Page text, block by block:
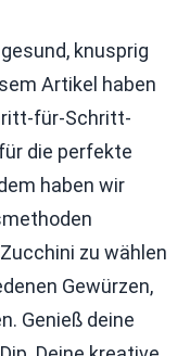
knusprig
Artikel haben
für-Schritt-
die perfekte
haben wir
zu wählen
Gewürzen,
Genieß deine